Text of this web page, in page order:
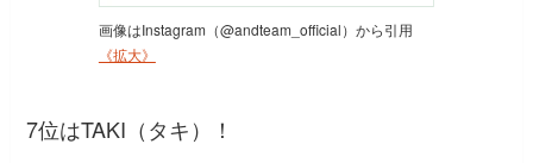
画像はInstagram（@andteam_official）から引用
《拡大》
7位はTAKI（タキ）！